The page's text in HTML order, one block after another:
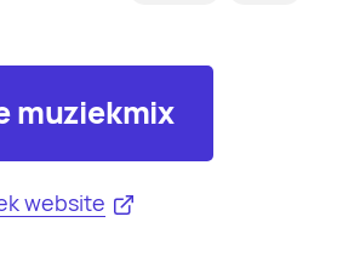
muziekmix
website